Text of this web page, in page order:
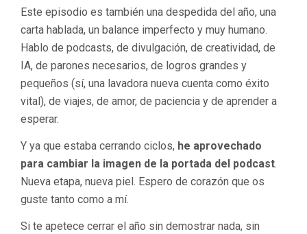
Este episodio es también una despedida del año, una
carta hablada, un balance imperfecto y muy humano.
Hablo de podcasts, de divulgación, de creatividad, de
IA, de parones necesarios, de logros grandes y
pequeños (sí, una lavadora nueva cuenta como éxito
vital), de viajes, de amor, de paciencia y de aprender a
esperar.
Y ya que estaba cerrando ciclos, he aprovechado
para cambiar la imagen de la portada del podcast.
Nueva etapa, nueva piel. Espero de corazón que os
guste tanto como a mí.
Si te apetece cerrar el año sin demostrar nada, sin